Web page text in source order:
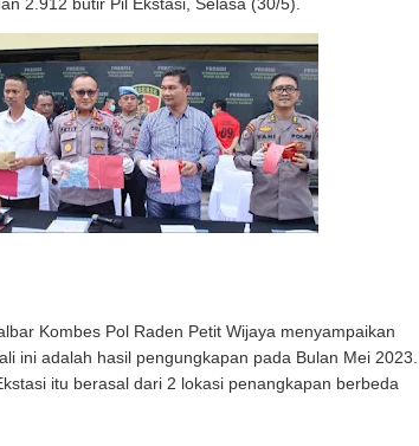
2.912 butir Pil Ekstasi, Selasa (30/5).
Kombes Pol Raden Petit Wijaya menyampaikan
ini adalah hasil pengungkapan pada Bulan Mei 2023.
itu berasal dari 2 lokasi penangkapan berbeda